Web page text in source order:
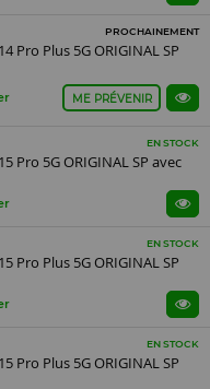
PROCHAINEMENT
Pro Plus 5G ORIGINAL SP
ME PRÉVENIR
EN STOCK
Pro 5G ORIGINAL SP avec
EN STOCK
Pro Plus 5G ORIGINAL SP
EN STOCK
Pro Plus 5G ORIGINAL SP